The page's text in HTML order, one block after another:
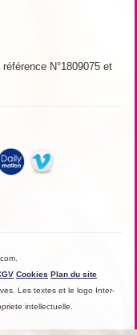
N°1809075 et
Cookies Plan du site
Les textes et le logo Inter-
intellectuelle.